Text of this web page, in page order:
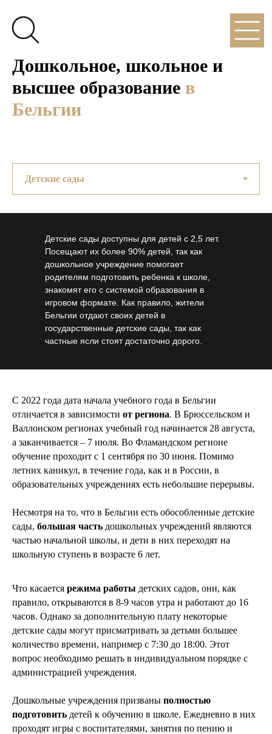
Дошкольное, школьное и
высшее образование в
Бельгии
Детские сады доступны для детей с 2,5 лет.
Посещают их более 90% детей, так как
дошкольное учреждение помогает
родителям подготовить ребенка к школе,
знакомят его с системой образования в
игровом формате. Как правило, жители
Бельгии отдают своих детей в
государственные детские сады, так как
частные ясли стоят достаточно дорого.
С 2022 года дата начала учебного года в Бельгии
отличается в зависимости от региона. В Брюссельском и
Валлонском регионах учебный год начинается 28 августа,
а заканчивается – 7 июля. Во Фламандском регионе
обучение проходит с 1 сентября по 30 июня. Помимо
летних каникул, в течение года, как и в России, в
образовательных учреждениях есть небольшие перерывы.
Несмотря на то, что в Бельгии есть обособленные детские
сады, большая часть дошкольных учреждений являются
частью начальной школы, и дети в них переходят на
школьную ступень в возрасте 6 лет.
Что касается режима работы детских садов, они, как
правило, открываются в 8-9 часов утра и работают до 16
часов. Однако за дополнительную плату некоторые
детские сады могут присматривать за детьми большее
количество времени, например с 7:30 до 18:00. Этот
вопрос необходимо решать в индивидуальном порядке с
администрацией учреждения.
Дошкольные учреждения призваны полностью
подготовить детей к обучению в школе. Ежедневно в них
проходят игры с воспитателями, занятия по пению и